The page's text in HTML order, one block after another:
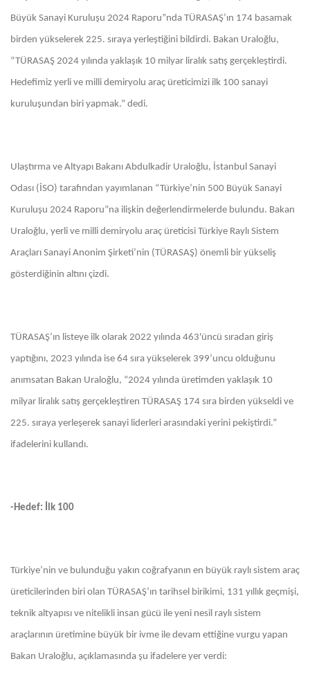
Büyük Sanayi Kuruluşu 2024 Raporu”nda TÜRASAŞ’ın 174 basamak
birden yükselerek 225. sıraya yerleştiğini bildirdi. Bakan Uraloğlu,
“TÜRASAŞ 2024 yılında yaklaşık 10 milyar liralık satış gerçekleştirdi.
Hedefimiz yerli ve milli demiryolu araç üreticimizi ilk 100 sanayi
kuruluşundan biri yapmak.” dedi.
Ulaştırma ve Altyapı Bakanı Abdulkadir Uraloğlu, İstanbul Sanayi
Odası (İSO) tarafından yayımlanan “Türkiye’nin 500 Büyük Sanayi
Kuruluşu 2024 Raporu”na ilişkin değerlendirmelerde bulundu. Bakan
Uraloğlu, yerli ve milli demiryolu araç üreticisi Türkiye Raylı Sistem
Araçları Sanayi Anonim Şirketi’nin (TÜRASAŞ) önemli bir yükseliş
gösterdiğinin altını çizdi.
TÜRASAŞ’ın listeye ilk olarak 2022 yılında 463'üncü sıradan giriş
yaptığını, 2023 yılında ise 64 sıra yükselerek 399’uncu olduğunu
anımsatan Bakan Uraloğlu, “2024 yılında üretimden yaklaşık 10
milyar liralık satış gerçekleştiren TÜRASAŞ 174 sıra birden yükseldi ve
225. sıraya yerleşerek sanayi liderleri arasındaki yerini pekiştirdi.”
ifadelerini kullandı.
-Hedef: İlk 100
Türkiye’nin ve bulunduğu yakın coğrafyanın en büyük raylı sistem araç
üreticilerinden biri olan TÜRASAŞ’ın tarihsel birikimi, 131 yıllık geçmişi,
teknik altyapısı ve nitelikli insan gücü ile yeni nesil raylı sistem
araçlarının üretimine büyük bir ivme ile devam ettiğine vurgu yapan
Bakan Uraloğlu, açıklamasında şu ifadelere yer verdi: